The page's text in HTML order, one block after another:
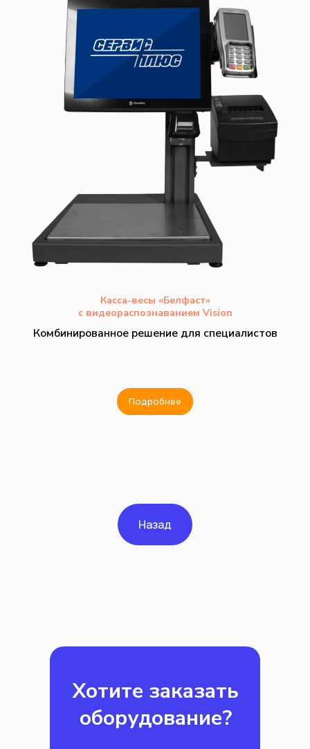
Касса-весы «Белфаст»
с видеораспознаванием Vision
Комбинированное решение для специалистов
Подробнее
Назад
Хотите заказать
оборудование?